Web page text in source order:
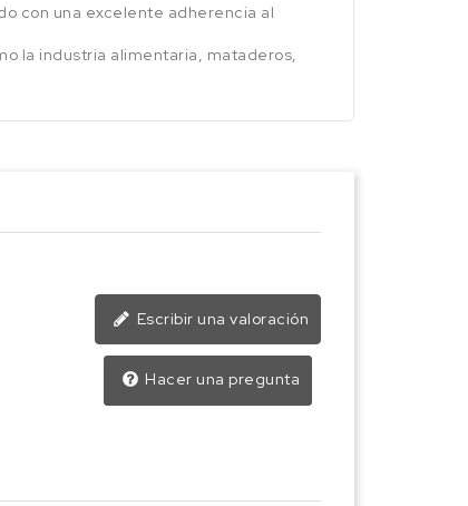
con una excelente adherencia al
la industria alimentaria, mataderos,
Escribir una valoración
Hacer una pregunta